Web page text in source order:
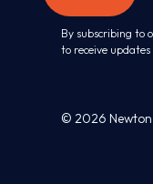
By subscribing to
to receive
© 2026 Newton